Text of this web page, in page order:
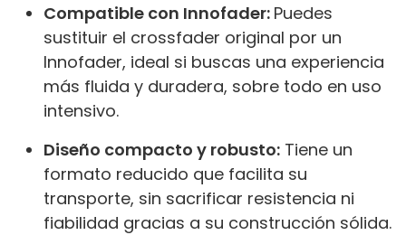
Compatible con Innofader: Puedes
sustituir el crossfader original por un
Innofader, ideal si buscas una experiencia
más fluida y duradera, sobre todo en uso
intensivo.
Diseño compacto y robusto: Tiene un
formato reducido que facilita su
transporte, sin sacrificar resistencia ni
fiabilidad gracias a su construcción sólida.